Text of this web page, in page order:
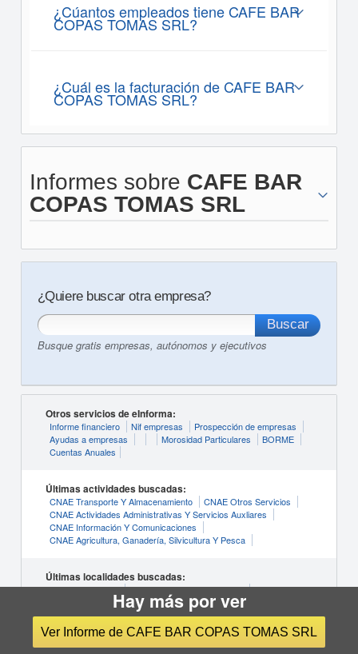
¿Cúantos empleados tiene CAFE BAR
COPAS TOMAS SRL?
¿Cuál es la facturación de CAFE BAR
COPAS TOMAS SRL?
Informes sobre CAFE BAR
COPAS TOMAS SRL
¿Quiere buscar otra empresa?
Busque gratis empresas, autónomos y ejecutivos
Otros servicios de eInforma:
Informe financiero Nif empresas
Prospección de empresas
Ayudas a empresas
Morosidad Particulares
BORME
Cuentas Anuales
Últimas actividades buscadas:
CNAE Transporte Y Almacenamiento
CNAE Otros Servicios
CNAE Actividades Administrativas Y Servicios Auxliares
CNAE Información Y Comunicaciones
CNAE Agricultura, Ganadería, Silvicultura Y Pesca
Últimas localidades buscadas:
Empresas Murcia
Empresas Palma de Mallorca
Empresas Las Palmas de Gran Canaria
Empresas Bilbao
Empresas Alicante
Hay más por ver
Ver Informe de CAFE BAR COPAS TOMAS SRL